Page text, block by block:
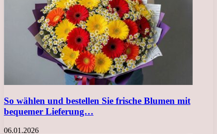
So wählen und bestellen Sie frische Blumen mit
bequemer Lieferung…
06.01.2026